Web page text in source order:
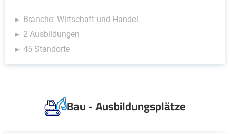
Branche: Wirtschaft und Handel
2 Ausbildungen
45 Standorte
Bau - Ausbildungsplätze